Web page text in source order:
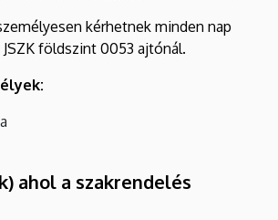
kérhetnek minden nap
JSZK földszint 0053 ajtónál.
ahol a szakrendelés